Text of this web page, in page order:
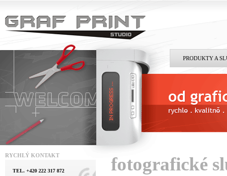
PRODUKTY A
fotografické
RYCHLÝ KONTAKT
TEL. +420 222 317 872